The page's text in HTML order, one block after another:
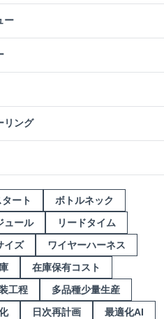
ー
リング
ート
ボトルネック
ュール
リードタイム
イズ
ワイヤーハーネス
在庫保有コスト
工程
多品種少量生産
日次再計画
最適化AI